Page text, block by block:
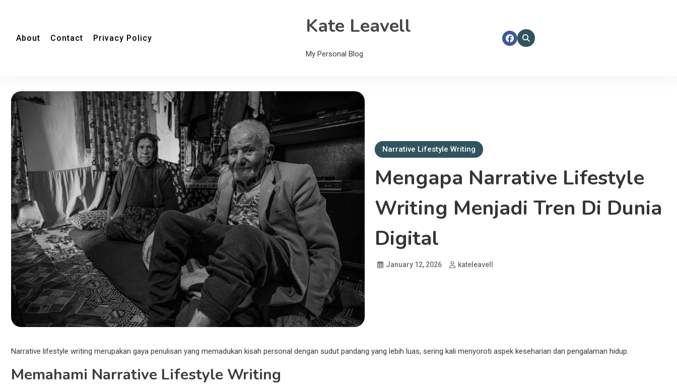
About Contact Privacy Policy Kate Leavell
My Personal Blog
Narrative Lifestyle Writing
Mengapa Narrative Lifestyle
Writing Menjadi Tren Di Dunia
Digital
January 12, 2026 kateleavell
Narrative lifestyle writing merupakan gaya penulisan yang memadukan kisah personal dengan sudut pandang yang lebih luas, sering kali menyoroti aspek keseharian dan pengalaman hidup.
Memahami Narrative Lifestyle Writing